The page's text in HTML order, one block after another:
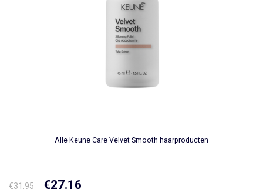
Alle Keune Care Velvet Smooth haarproducten
€31.95
Oorspronkelijke
€27.16